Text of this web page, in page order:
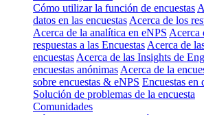
Cómo utilizar la función de encuestas
datos en las encuestas Acerca de los
Acerca de la analítica en eNPS Acerca
respuestas a las Encuestas Acerca de
encuestas Acerca de las Insights de
encuestas anónimas Acerca de la
sobre encuestas & eNPS Encuestas en
Solución de problemas de la encuesta
Comunidades